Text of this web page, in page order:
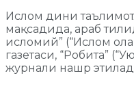
Ислом дини
мақсадида, араб
исломий” (“Ислом
газетаси, “Робита”
журнали нашр